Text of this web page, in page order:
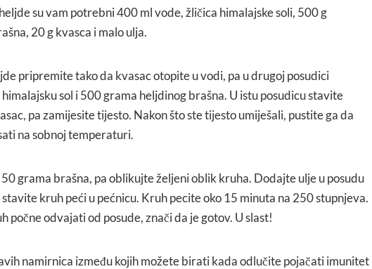
su vam potrebni 400 ml vode, žličica himalajske soli, 500 g
20 g kvasca i malo ulja.
pripremite tako da kvasac otopite u vodi, pa u drugoj posudici
sol i 500 grama heljdinog brašna. U istu posudicu stavite
pa zamijesite tijesto. Nakon što ste tijesto umiješali, pustite ga da
na sobnoj temperaturi.
grama brašna, pa oblikujte željeni oblik kruha. Dodajte ulje u posudu
stavite kruh peći u pećnicu. Kruh pecite oko 15 minuta na 250 stupnjeva.
počne odvajati od posude, znači da je gotov. U slast!
namirnica između kojih možete birati kada odlučite pojačati imunitet